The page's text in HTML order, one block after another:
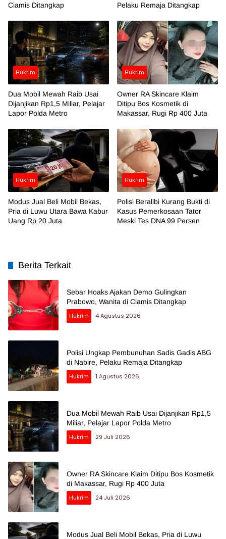
Ciamis Ditangkap Pelaku Remaja Ditangkap
Hukrim
Dua Mobil Mewah Raib Usai
Dijanjikan Rp1,5 Miliar, Pelajar
Lapor Polda Metro
Hukrim
Owner RA Skincare Klaim
Ditipu Bos Kosmetik di
Makassar, Rugi Rp 400 Juta
Hukrim
Modus Jual Beli Mobil Bekas,
Pria di Luwu Utara Bawa Kabur
Uang Rp 20 Juta
Hukrim
Polisi Beralibi Kurang Bukti di
Kasus Pemerkosaan Tator
Meski Tes DNA 99 Persen
Berita Terkait
Sebar Hoaks Ajakan Demo Gulingkan
Prabowo, Wanita di Ciamis Ditangkap
Hukrim
4 Agustus 2026
Polisi Ungkap Pembunuhan Sadis Gadis ABG
di Nabire, Pelaku Remaja Ditangkap
Hukrim
1 Agustus 2026
Dua Mobil Mewah Raib Usai Dijanjikan Rp1,5
Miliar, Pelajar Lapor Polda Metro
Hukrim
29 Juli 2026
Owner RA Skincare Klaim Ditipu Bos Kosmetik
di Makassar, Rugi Rp 400 Juta
Hukrim
24 Juli 2026
Modus Jual Beli Mobil Bekas, Pria di Luwu